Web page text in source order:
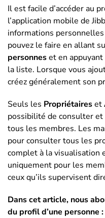
Il est facile d’accéder au
l’application mobile de
informations
pouvez le faire en allant
personneset en
la liste. Lorsque vous
créez généralement son
Seuls les Propriétaireset
possibilité de consulter
tous les membres. Les
pour consulter tous les
complet à la visualisation
uniquement pour les
ceux qu’ils supervisent
Dans cet article, nous
du profil d’une personne :